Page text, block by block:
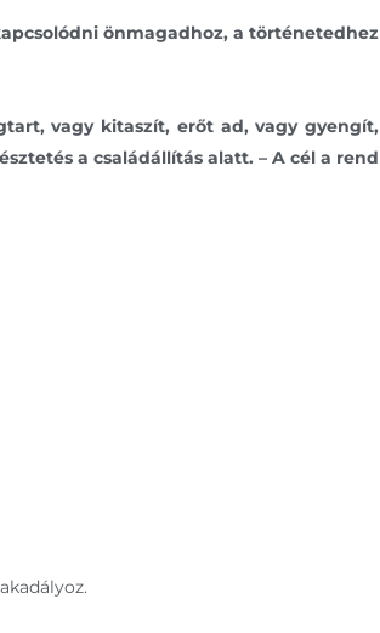
önmagadhoz, a történetedhez
vagy kitaszít, erőt ad, vagy gyengít,
a családállítás alatt. – A cél a rend